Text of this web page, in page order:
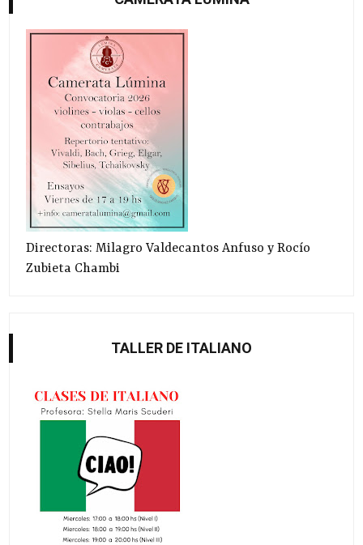
Directoras: Milagro Valdecantos Anfuso y Rocío
Zubieta Chambi
TALLER DE ITALIANO